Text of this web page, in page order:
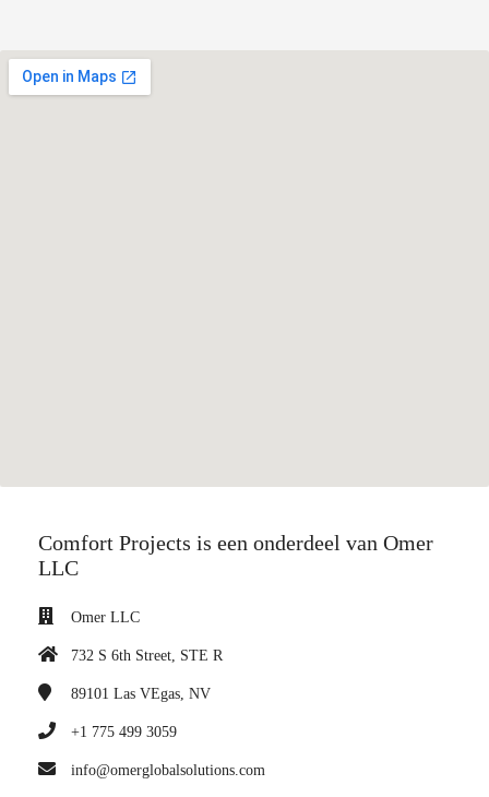
Comfort Projects is een onderdeel van Omer
LLC
Omer LLC
732 S 6th Street, STE R
89101 Las VEgas, NV
+1 775 499 3059
info@omerglobalsolutions.com